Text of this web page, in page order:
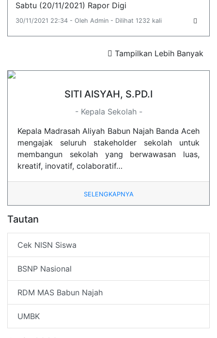
Sabtu (20/11/2021) Rapor Digi
30/11/2021 22:34 - Oleh Admin - Dilihat 1232 kali
Tampilkan Lebih Banyak
SITI AISYAH, S.PD.I
- Kepala Sekolah -
Kepala Madrasah Aliyah Babun Najah Banda Aceh
mengajak seluruh stakeholder sekolah untuk
membangun sekolah yang berwawasan luas,
kreatif, inovatif, colaboratif…
SELENGKAPNYA
Tautan
Cek NISN Siswa
BSNP Nasional
RDM MAS Babun Najah
UMBK